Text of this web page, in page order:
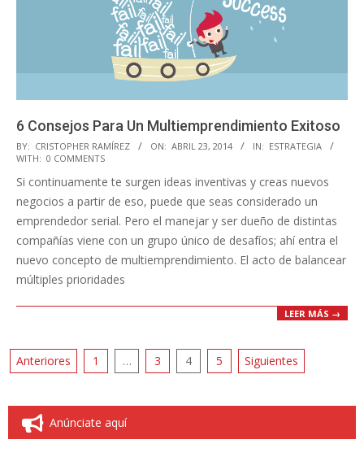
6 Consejos Para Un Multiemprendimiento Exitoso
2014-
04-
23
BY: CRISTOPHER RAMÍREZ ON: ABRIL 23, 2014 IN: ESTRATEGIA
WITH: 0 COMMENTS
Si continuamente te surgen ideas inventivas y creas nuevos
negocios a partir de eso, puede que seas considerado un
emprendedor serial. Pero el manejar y ser dueño de distintas
compañías viene con un grupo único de desafíos; ahí entra el
nuevo concepto de multiemprendimiento. El acto de balancear
múltiples prioridades
LEER MÁS →
Paginación
entradas
Anteriores 1 … 3 4 5 Siguientes
Anúnciate aquí